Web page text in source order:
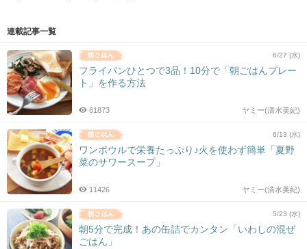
連載記事一覧
6/27 (水)
フライパンひとつで3品！10分で「朝ごはんプレー
ト」を作る方法
ヤミー(清水美紀)
61873
6/13 (水)
ワンボウルで栄養たっぷり♪火を使わず簡単「夏野
菜のサワースープ」
ヤミー(清水美紀)
11426
5/23 (水)
朝5分で完成！あの缶詰でカンタン「いわしの混ぜ
ごはん」